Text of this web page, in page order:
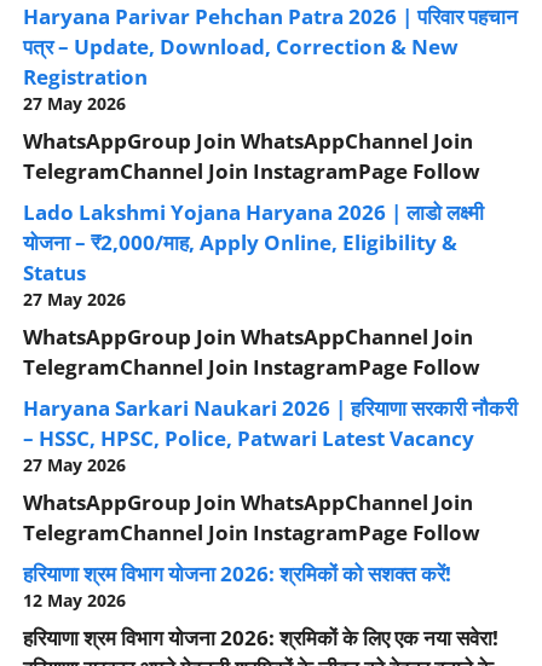
Haryana Parivar Pehchan Patra 2026 | परिवार पहचान
पत्र – Update, Download, Correction & New
Registration
27 May 2026
WhatsAppGroup Join WhatsAppChannel Join
TelegramChannel Join InstagramPage Follow
Lado Lakshmi Yojana Haryana 2026 | लाडो लक्ष्मी
योजना – ₹2,000/माह, Apply Online, Eligibility &
Status
27 May 2026
WhatsAppGroup Join WhatsAppChannel Join
TelegramChannel Join InstagramPage Follow
Haryana Sarkari Naukari 2026 | हरियाणा सरकारी नौकरी
– HSSC, HPSC, Police, Patwari Latest Vacancy
27 May 2026
WhatsAppGroup Join WhatsAppChannel Join
TelegramChannel Join InstagramPage Follow
हरियाणा श्रम विभाग योजना 2026: श्रमिकों को सशक्त करें!
12 May 2026
हरियाणा श्रम विभाग योजना 2026: श्रमिकों के लिए एक नया सवेरा!